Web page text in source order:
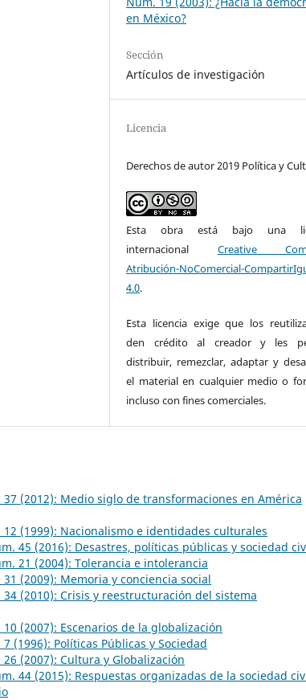
en México?
Sección
Artículos de investigación
Licencia
Derechos de autor 2019 Política y
Esta obra está bajo una
internacional Creative
Atribución-NoComercial-
4.0.
Esta licencia exige que los
den crédito al creador y les
distribuir, remezclar, adaptar y
el material en cualquier medio o
incluso con fines comerciales.
(2012): Medio siglo de transformaciones en América
(1999): Nacionalismo e identidades culturales
45 (2016): Desastres, políticas públicas y sociedad
21 (2004): Tolerancia e intolerancia
(2009): Memoria y conciencia social
(2010): Crisis y reestructuración del sistema
(2007): Escenarios de la globalización
(1996): Políticas Públicas y Sociedad
(2007): Cultura y Globalización
44 (2015): Respuestas organizadas de la sociedad